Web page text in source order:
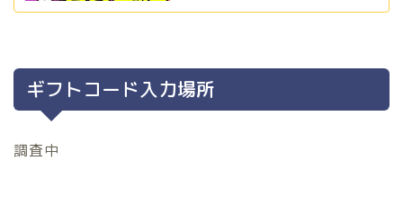
ギフトコード入力場所
調査中